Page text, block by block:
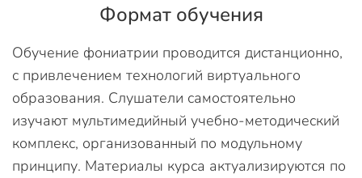
Формат обучения
Обучение фониатрии проводится дистанционно,
с привлечением технологий виртуального
образования. Слушатели самостоятельно
изучают мультимедийный учебно-методический
комплекс, организованный по модульному
принципу. Материалы курса актуализируются по